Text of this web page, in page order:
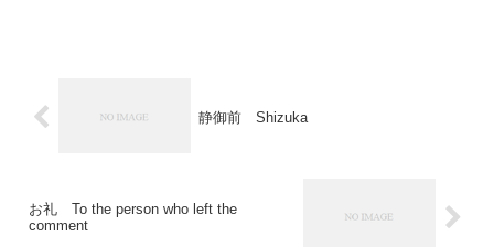
静御前 Shizuka
お礼 To the person who left the
comment